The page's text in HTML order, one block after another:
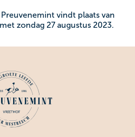
vindt plaats van
zondag 27 augustus 2023.